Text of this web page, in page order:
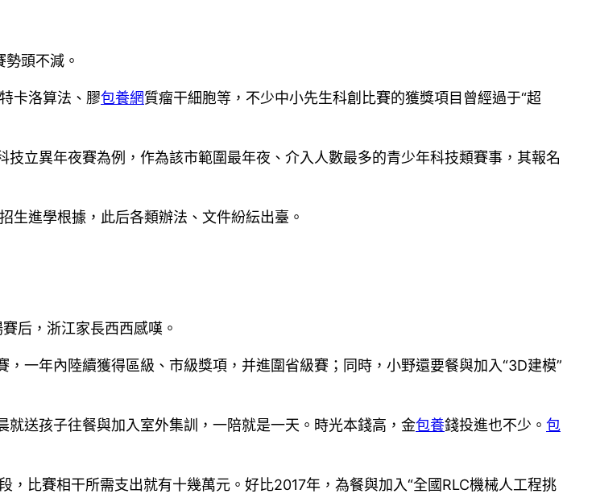
頭不減。
卡洛算法、膠包養網質瘤干細胞等，不少中小先生科創比賽的獲獎項目曾經過于“超
立異年夜賽為例，作為該市範圍最年夜、介入人數最多的青少年科技類賽事，其報名
生進學根據，此后各類辦法、文件紛紜出臺。
后，浙江家長西西感嘆。
，一年內陸續獲得區級、市級獎項，并進圍省級賽；同時，小野還要餐與加入“3D建模”
送孩子往餐與加入室外集訓，一陪就是一天。時光本錢高，金包養錢投進也不少。 包
，比賽相干所需支出就有十幾萬元。好比2017年，為餐與加入“全國RLC機械人工程挑